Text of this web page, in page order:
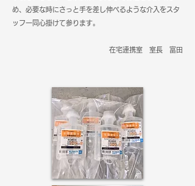
め、必要な時にさっと手を差し伸べるような介入をスタ
ッフ一同心掛けて参ります。
在宅連携室 ​室長 富田